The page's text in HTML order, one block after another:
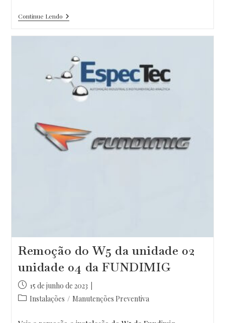
Continue LendoManutenção
Preventiva/corretiva
VETRIA,
MS
Remoção do W5 da unidade 02
unidade 04 da FUNDIMIG
Post
publicado:
15 de junho de 2023
Categoria
post:
Instalações / Manutenções Preventiva